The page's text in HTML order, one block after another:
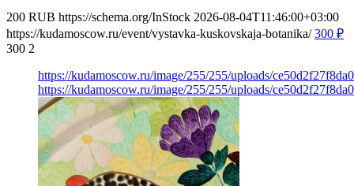
200 RUB https://schema.org/InStock 2026-08-04T11:46:00+03:00
https://kudamoscow.ru/event/vystavka-kuskovskaja-botanika/ 300 ₽
300 2
https://kudamoscow.ru/image/255/255/uploads/
https://kudamoscow.ru/image/255/255/uploads/